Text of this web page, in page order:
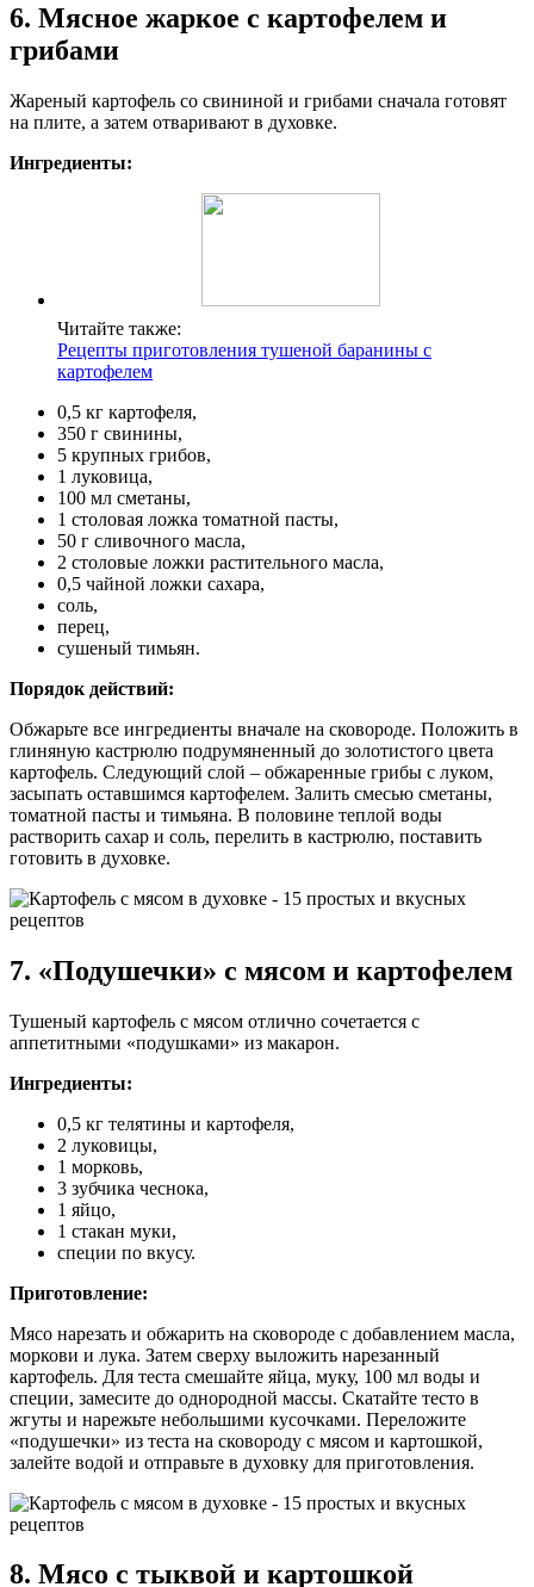
6. Мясное жаркое с картофелем и
грибами
Жареный картофель со свининой и грибами сначала готовят
на плите, а затем отваривают в духовке.
Ингредиенты:
Читайте также:
Рецепты приготовления тушеной баранины с
картофелем
0,5 кг картофеля,
350 г свинины,
5 крупных грибов,
1 луковица,
100 мл сметаны,
1 столовая ложка томатной пасты,
50 г сливочного масла,
2 столовые ложки растительного масла,
0,5 чайной ложки сахара,
соль,
перец,
сушеный тимьян.
Порядок действий:
Обжарьте все ингредиенты вначале на сковороде. Положить в
глиняную кастрюлю подрумяненный до золотистого цвета
картофель. Следующий слой – обжаренные грибы с луком,
засыпать оставшимся картофелем. Залить смесью сметаны,
томатной пасты и тимьяна. В половине теплой воды
растворить сахар и соль, перелить в кастрюлю, поставить
готовить в духовке.
7. «Подушечки» с мясом и картофелем
Тушеный картофель с мясом отлично сочетается с
аппетитными «подушками» из макарон.
Ингредиенты:
0,5 кг телятины и картофеля,
2 луковицы,
1 морковь,
3 зубчика чеснока,
1 яйцо,
1 стакан муки,
специи по вкусу.
Приготовление:
Мясо нарезать и обжарить на сковороде с добавлением масла,
моркови и лука. Затем сверху выложить нарезанный
картофель. Для теста смешайте яйца, муку, 100 мл воды и
специи, замесите до однородной массы. Скатайте тесто в
жгуты и нарежьте небольшими кусочками. Переложите
«подушечки» из теста на сковороду с мясом и картошкой,
залейте водой и отправьте в духовку для приготовления.
8. Мясо с тыквой и картошкой